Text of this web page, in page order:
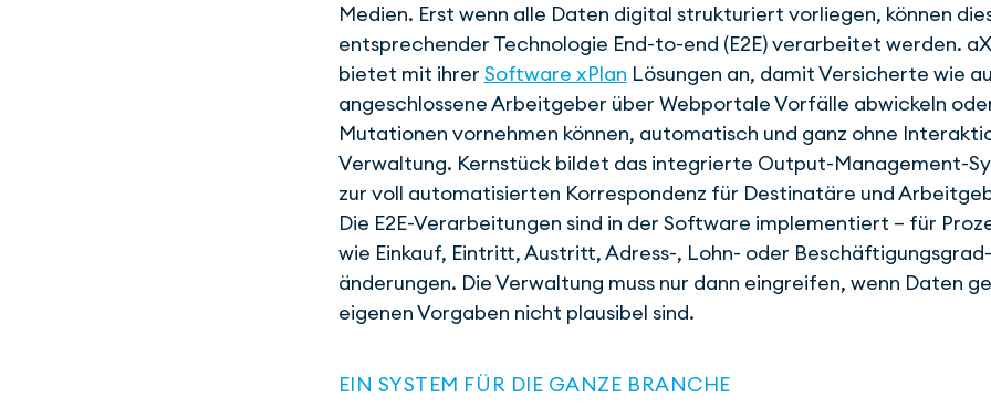
Medien. Erst wenn alle Daten digital strukturiert vorliegen, können
ent­sprechender Technologie End-to-end (E2E) verarbeitet werden.
bietet mit ihrer Software xPlan Lösungen an, damit Versicherte wie
angeschlossene Arbeit­geber über Webportale Vorfälle abwickeln
Mutationen vornehmen können, automatisch und ganz ohne
Verwaltung. Kernstück bildet das integrierte Output-Management-
zur voll automatisierten Korrespondenz für Destinatäre und
Die E2E-Verarbeitungen sind in der Software implementiert – für
wie Einkauf, Eintritt, Austritt, Adress-, Lohn- oder Beschäftigungs­grad­
änderungen. Die Verwaltung muss nur dann eingreifen, wenn Daten
eigenen Vorgaben nicht plausibel sind.
EIN SYSTEM FÜR DIE GANZE BRANCHE